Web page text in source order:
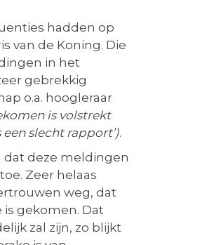
hadden op
van de Koning. Die
in het
gebrekkig
o.a. hoogleraar
is volstrekt
slecht rapport’).
deze meldingen
Zeer helaas
weg, dat
gekomen. Dat
zal zijn, zo blijkt